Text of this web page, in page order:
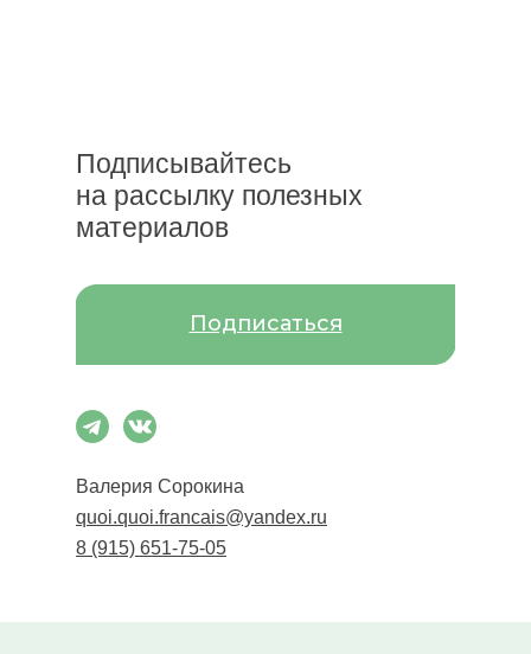
Подписаться
Валерия Сорокина
quoi.quoi.francais@yandex.ru
8 (915) 651-75-05
Подписывайтесь
на рассылку полезных
материалов